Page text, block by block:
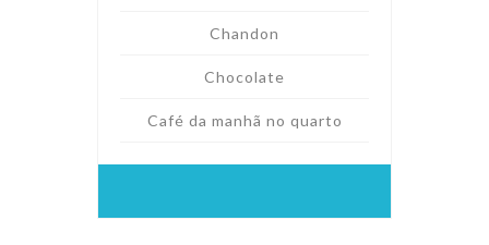
Chandon
Chocolate
Café da manhã no quarto